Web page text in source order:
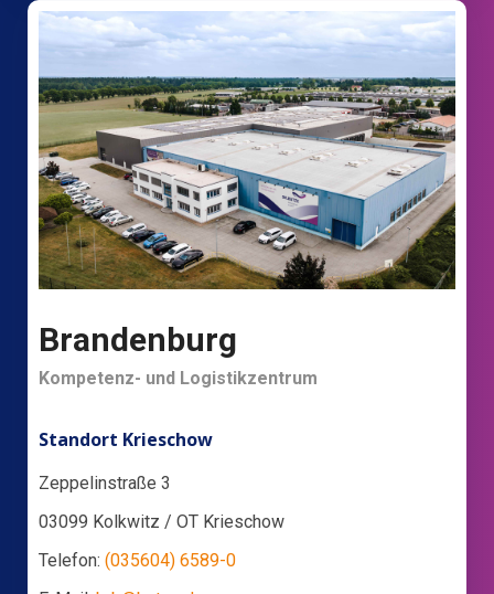
Brandenburg
Kompetenz- und Logistikzentrum
Standort Krieschow
Zeppelinstraße 3
03099 Kolkwitz / OT Krieschow
Telefon: (035604) 6589-0